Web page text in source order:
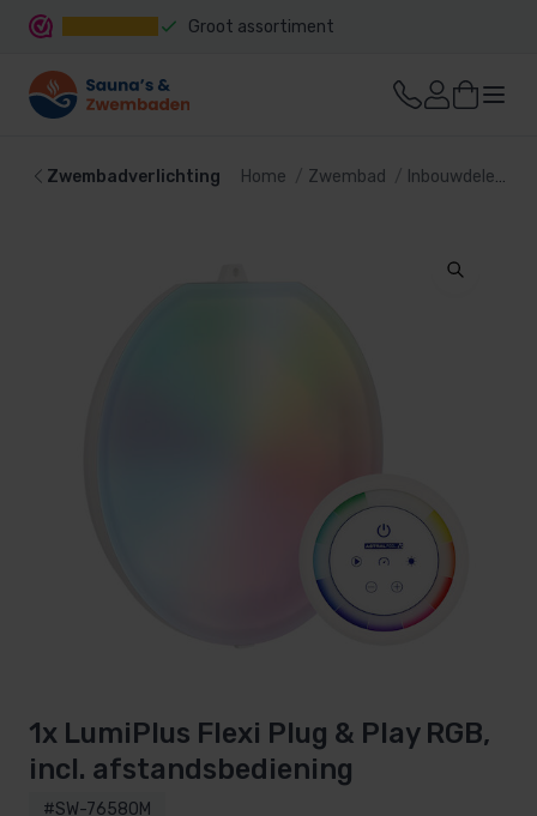
Groot assortiment
Zwembadverlichting Home Zwembad Inbouwdelen
1x LumiPlus Flexi Plug & Play RGB,
incl. afstandsbediening
#SW-76580M